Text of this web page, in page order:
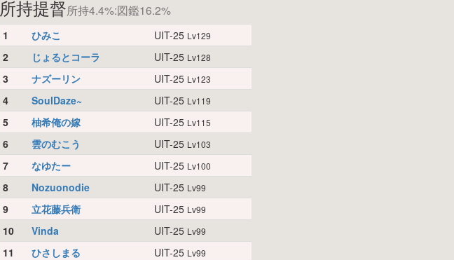
所持提督所持4.4%:図鑑16.2%
1 ひみこ UIT-25 Lv129
2 じょるとコーラ UIT-25 Lv128
3 ナズーリン UIT-25 Lv123
4 SoulDaze~ UIT-25 Lv119
5 柚希俺の嫁 UIT-25 Lv115
6 雲のむこう UIT-25 Lv103
7 なゆたー UIT-25 Lv100
8 Nozuonodie UIT-25 Lv99
9 立花藤兵衛 UIT-25 Lv99
10 Vinda UIT-25 Lv99
11 ひさしまる UIT-25 Lv99